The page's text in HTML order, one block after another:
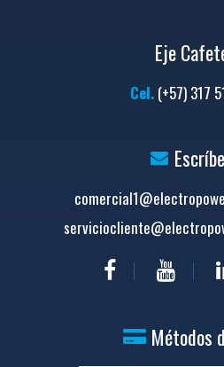
Eje
Cel. (+57) 317
Métodos